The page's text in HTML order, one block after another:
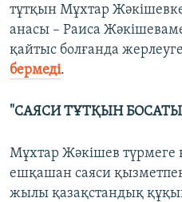
тұтқын Мұхтар
анасы – Раиса
қайтыс болғанда
бермеді.
"САЯСИ ТҰТҚЫН
Мұхтар Жәкішев түрмеге
ешқашан саяси
жылы қазақстандық